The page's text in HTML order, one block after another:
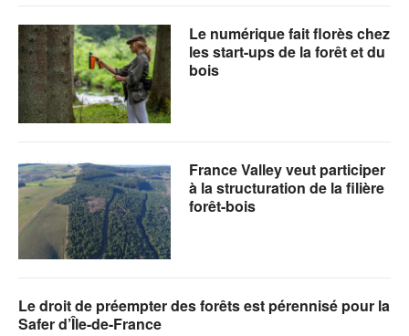
Le numérique fait florès chez
les start-ups de la forêt et du
bois
France Valley veut participer
à la structuration de la filière
forêt-bois
Le droit de préempter des forêts est pérennisé pour la
Safer d’Île-de-France